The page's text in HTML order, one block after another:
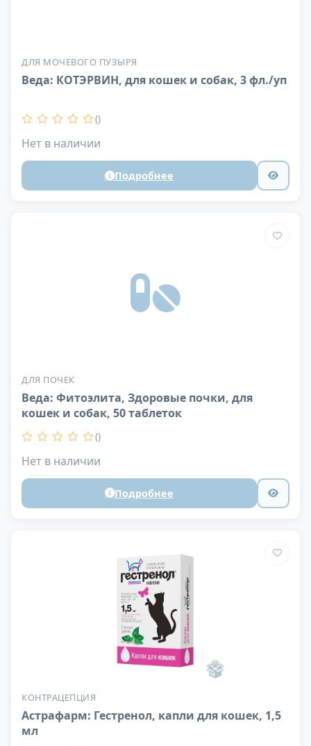
ДЛЯ МОЧЕВОГО ПУЗЫРЯ
Веда: КОТЭРВИН, для кошек и собак, 3 фл./уп
()
Нет в наличии
Подробнее
ДЛЯ ПОЧЕК
Веда: Фитоэлита, Здоровые почки, для
кошек и собак, 50 таблеток
()
Нет в наличии
Подробнее
КОНТРАЦЕПЦИЯ
Астрафарм: Гестренол, капли для кошек, 1,5
мл